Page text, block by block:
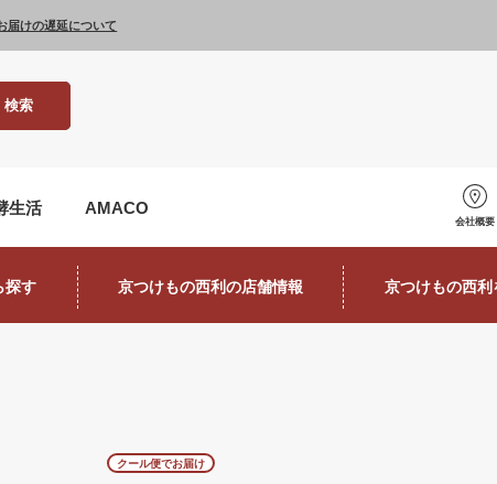
届けの遅延について
検索
生活 AMACO
会社概要
探す 京つけもの西利の店舗情報 京つけもの西利
クール便でお届け